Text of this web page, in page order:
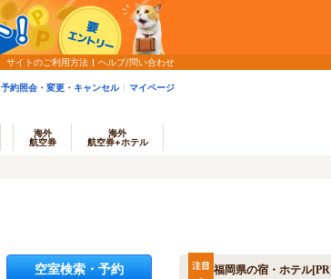
サイトのご利用方法 ヘルプ/問い合わせ
予約照会・変更・キャンセル マイページ
海外
航空券
海外
航空券+ホテル
空室検索・予約 福岡県の宿・ホテル